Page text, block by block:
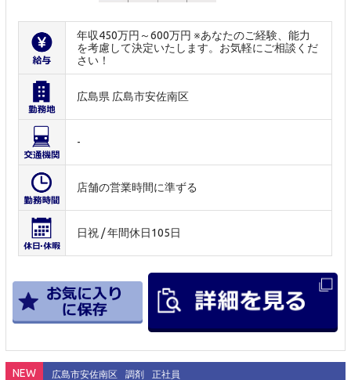
年収450万円～600万円 ※あなたのご経験、能力
を考慮して決定いたします。お気軽にご相談くだ
さい！
広島県 広島市安佐南区
-
店舗の営業時間に準ずる
日祝 / 年間休日105日
NEW 広島市安佐南区 調剤 正社員